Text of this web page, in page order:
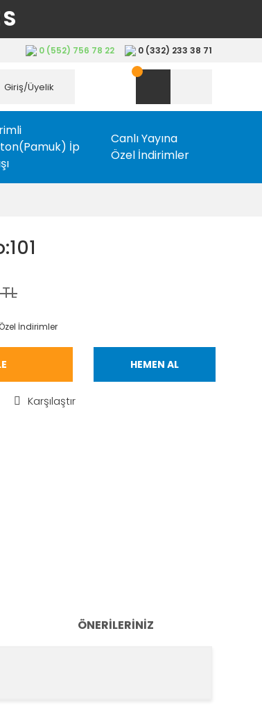
0 (552) 756 78 22 0 (332) 233 38 71
Giriş/Üyelik
İp
Canlı Yayına
Özel İndirimler
İndirimler
HEMEN AL
Karşılaştır
ÖNERILERINIZ